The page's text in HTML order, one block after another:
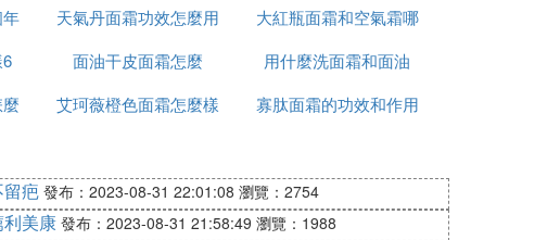
好是順著一個方向 *** 至吸收哦。在初使用蝸牛
局部發癢現象，這些都不是過敏現象或者產品質
底層有炎症，而蝸牛修復成分深入到肌膚底層將
2天左右之後會消失。28天左右皮膚會有明顯的
和氣墊
天氣丹面霜功效怎麼用
大紅瓶面霜和空氣霜哪
個好
面油干皮面霜怎麼
用什麼洗面霜和面油
艾珂薇橙色面霜怎麼樣
寡肽面霜的功效和作用
疤 發布：2023-08-31 22:01:08 瀏覽：2754
美康 發布：2023-08-31 21:58:49 瀏覽：1988